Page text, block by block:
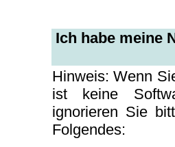
Ich habe meine
Hinweis: Wenn
ist keine
ignorieren Sie
Folgendes: